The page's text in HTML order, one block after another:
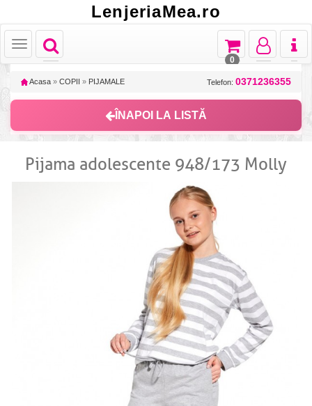
LenjeriaMea.ro
Toggle
navigation
Toggle
Toggle
navigation
Toggle
navigation
Toggle
navigation
0
Acasa » COPII » PIJAMALE Telefon: 0371236355
ÎNAPOI LA LISTĂ
Pijama adolescente 948/173 Molly